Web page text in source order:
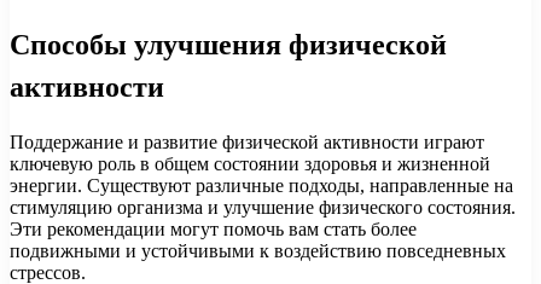
Способы улучшения физической
активности
Поддержание и развитие физической активности играют
ключевую роль в общем состоянии здоровья и жизненной
энергии. Существуют различные подходы, направленные на
стимуляцию организма и улучшение физического состояния.
Эти рекомендации могут помочь вам стать более
подвижными и устойчивыми к воздействию повседневных
стрессов.